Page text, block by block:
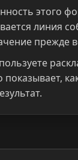
этого
линия
прежде
показывает,